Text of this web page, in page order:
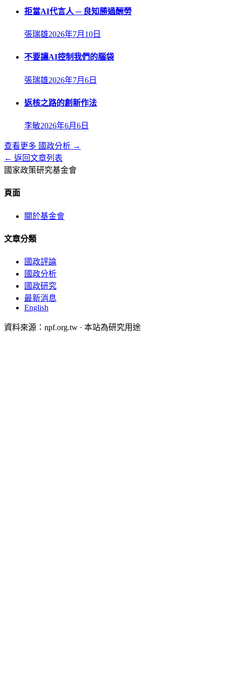
拒當AI代言人 ─ 良知勝過酬勞
張瑞雄2026年7月10日
不要讓AI控制我們的腦袋
張瑞雄2026年7月6日
返核之路的創新作法
李敏2026年6月6日
查看更多 國政分析 →
← 返回文章列表
國家政策研究基金會
頁面
關於基金會
文章分類
國政評論
國政分析
國政研究
最新消息
English
資料來源：npf.org.tw · 本站為研究用途